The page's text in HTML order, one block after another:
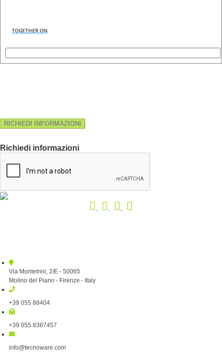
TOGETHER ON
RICHIEDI INFORMAZIONI
Richiedi informazioni
Via Montetrini, 2/E - 50065
Molino del Piano - Firenze - Italy
+39 055 88404
+39 055 8367457
info@tecnoware.com